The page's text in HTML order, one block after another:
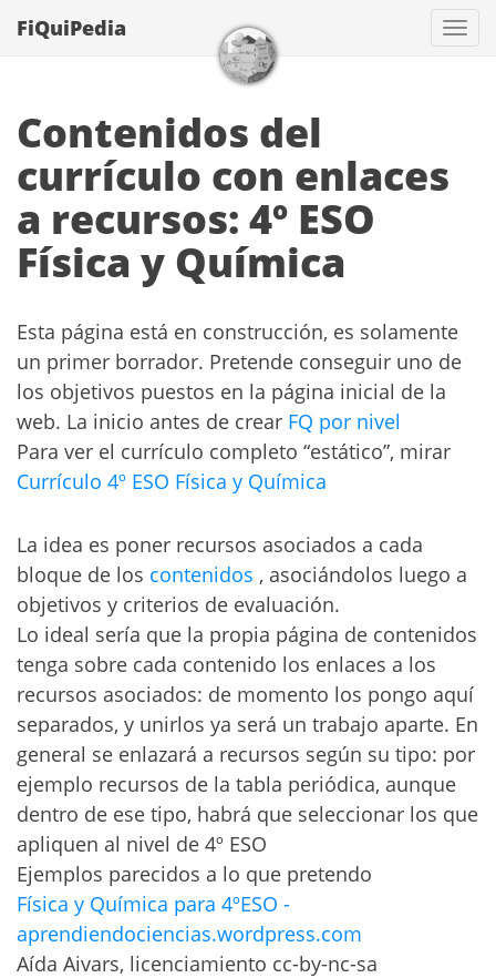
FiQuiPedia
Contenidos del
currículo con enlaces
a recursos: 4º ESO
Física y Química
Esta página está en construcción, es solamente
un primer borrador. Pretende conseguir uno de
los objetivos puestos en la página inicial de la
web. La inicio antes de crear FQ por nivel
Para ver el currículo completo “estático”, mirar
Currículo 4º ESO Física y Química
La idea es poner recursos asociados a cada
bloque de los contenidos , asociándolos luego a
objetivos y criterios de evaluación.
Lo ideal sería que la propia página de contenidos
tenga sobre cada contenido los enlaces a los
recursos asociados: de momento los pongo aquí
separados, y unirlos ya será un trabajo aparte. En
general se enlazará a recursos según su tipo: por
ejemplo recursos de la tabla periódica, aunque
dentro de ese tipo, habrá que seleccionar los que
apliquen al nivel de 4º ESO
Ejemplos parecidos a lo que pretendo
Física y Química para 4ºESO -
aprendiendociencias.wordpress.com
Aída Aivars, licenciamiento cc-by-nc-sa